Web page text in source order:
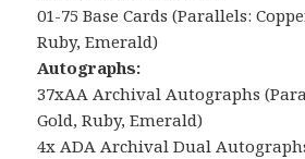
01-75 Base Cards (Parallels:
Ruby, Emerald)
Autographs:
37xAA Archival Autographs
Gold, Ruby, Emerald)
4x ADA Archival Dual